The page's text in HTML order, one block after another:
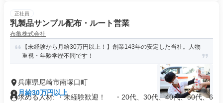
正社員
乳製品サンプル配布・ルート営業
布亀株式会社
【未経験から月給30万円以上！】創業143年の安定した当社。人物
重視・年齢学歴不問です！
兵庫県尼崎市南塚口町
月給30万円以上
求める人材: ・未経験歓迎！ ・20代、30代、40代、50代、6